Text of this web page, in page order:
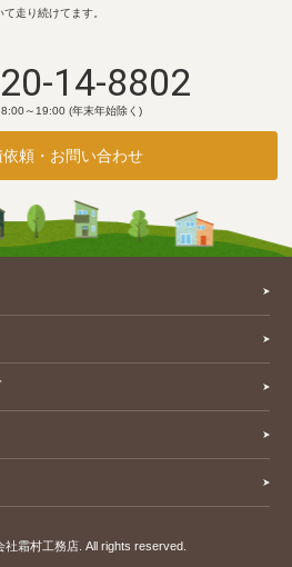
て走り続けてます。
14-8802
～19:00 (年末年始除く)
依頼・お問い合わせ
霜村工務店. All rights reserved.